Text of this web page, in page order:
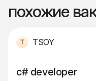
похожие
TSOY
c# developer